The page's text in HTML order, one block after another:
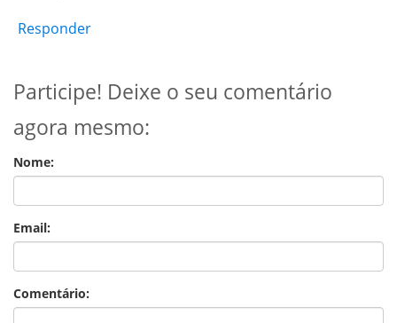
Responder
Participe! Deixe o seu comentário
agora mesmo:
Nome:
Email:
Comentário: